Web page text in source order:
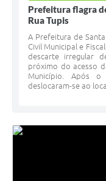
Prefeitura flagra
Rua Tupis
A Prefeitura de
Civil Municipal e
descarte irregular
próximo do acesso
Município. Após o
deslocaram-se ao